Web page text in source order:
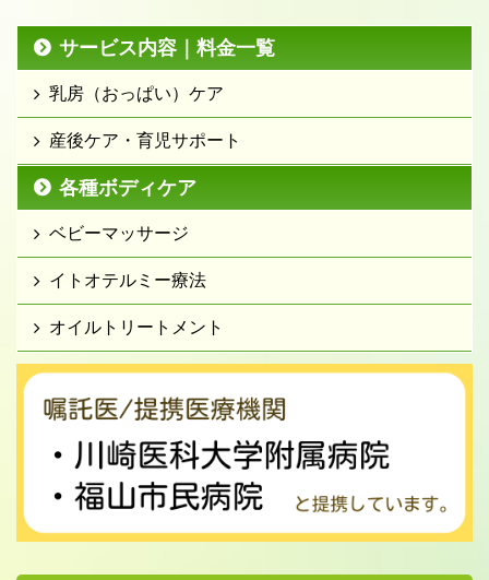
サービス内容｜料金一覧
乳房（おっぱい）ケア
産後ケア・育児サポート
各種ボディケア
ベビーマッサージ
イトオテルミー療法
オイルトリートメント